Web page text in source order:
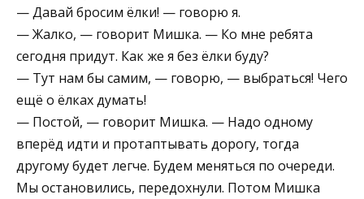
— Давай бросим ёлки! — говорю я.
— Жалко, — говорит Мишка. — Ко мне ребята
сегодня придут. Как же я без ёлки буду?
— Тут нам бы самим, — говорю, — выбраться! Чего
ещё о ёлках думать!
— Постой, — говорит Мишка. — Надо одному
вперёд идти и протаптывать дорогу, тогда
другому будет легче. Будем меняться по очереди.
Мы остановились, передохнули. Потом Мишка